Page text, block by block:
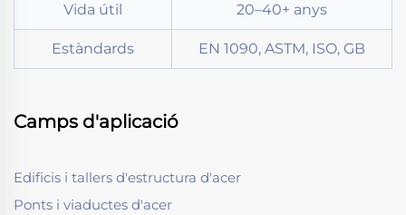
Vida útil 20–40+ anys
Estàndards EN 1090, ASTM, ISO, GB
Camps d'aplicació
Edificis i tallers d'estructura d'acer
Ponts i viaductes d'acer